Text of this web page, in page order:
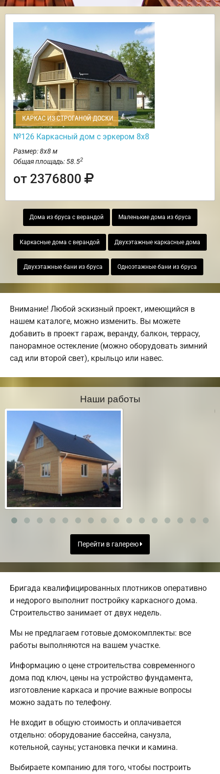
КАРКАС ИЗ СТРОГАНОЙ ДОСКИ
№126 Каркасный дом с эркером 8х8
Размер: 8х8 м
Общая площадь: 58.52
от 2376800
Дома из бруса с верандой Маленькие дома из бруса
Каркасные дома с верандой Двухэтажные каркасные дома
Двухэтажные бани из бруса Одноэтажные бани из бруса
Внимание! Любой эскизный проект, имеющийся в
нашем каталоге, можно изменить. Вы можете
добавить в проект гараж, веранду, балкон, террасу,
панорамное остекление (можно оборудовать зимний
сад или второй свет), крыльцо или навес.
Наши работы
Перейти в галерею
Бригада квалифицированных плотников оперативно
и недорого выполнит постройку каркасного дома.
Строительство занимает от двух недель.
Мы не предлагаем готовые домокомплекты: все
работы выполняются на вашем участке.
Информацию о цене строительства современного
дома под ключ, цены на устройство фундамента,
изготовление каркаса и прочие важные вопросы
можно задать по телефону.
Не входит в общую стоимость и оплачивается
отдельно: оборудование бассейна, санузла,
котельной, сауны; установка печки и камина.
Выбираете компанию для того, чтобы построить